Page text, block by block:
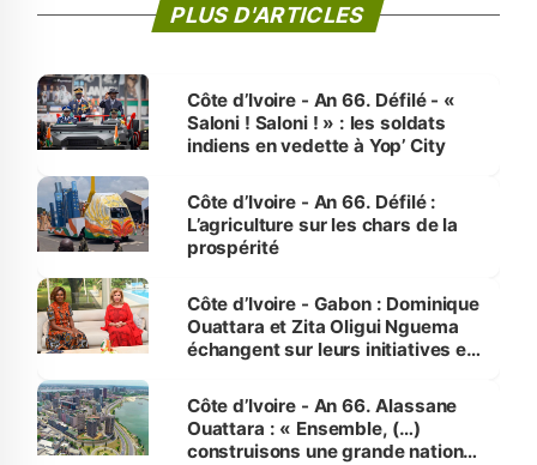
PLUS D'ARTICLES
Côte d’Ivoire - An 66. Défilé - «
Saloni ! Saloni ! » : les soldats
indiens en vedette à Yop’ City
Côte d’Ivoire - An 66. Défilé :
L’agriculture sur les chars de la
prospérité
Côte d’Ivoire - Gabon : Dominique
Ouattara et Zita Oligui Nguema
échangent sur leurs initiatives en
enfants
Côte d’Ivoire - An 66. Alassane
Ouattara : « Ensemble, (…)
construisons une grande nation